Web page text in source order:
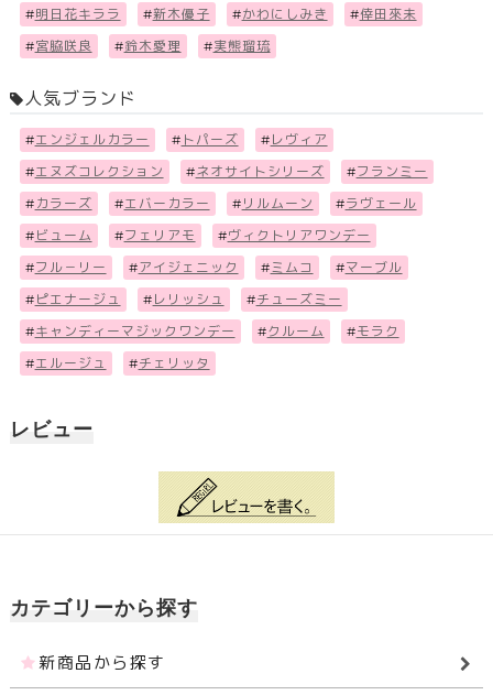
#明日花キララ #新木優子 #かわにしみき #倖田來未
#宮脇咲良 #鈴木愛理 #実熊瑠琉
人気ブランド
#エンジェルカラー # トパーズ # レヴィア
#エヌズコレクション #ネオサイトシリーズ #フランミー
# カラーズ #エバーカラー # リルムーン #ラヴェール
# ビューム #フェリアモ #ヴィクトリアワンデー
#フル－リー #アイジェニック # ミムコ #マーブル
# ピエナージュ # レリッシュ #チューズミー
#キャンディーマジックワンデー #クルーム #モラク
#エルージュ #チェリッタ
レビュー
カテゴリーから探す
新商品から探す